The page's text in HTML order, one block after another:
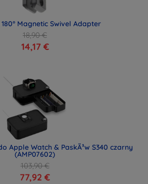
Magnetic Swivel Adapter
18,90 €
14,17 €
Apple Watch & PaskÃ³w S340 czarny
(AMP07602)
103,90 €
77,92 €